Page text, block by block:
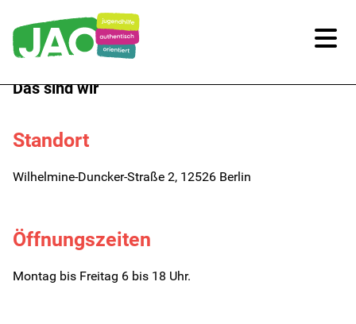
Unsere Kitas
Kitas im Überblick
Kitaplatz-Anfrage
Das sind wir
Standort
Wilhelmine-Duncker-Straße 2, 12526 Berlin
Öffnungszeiten
Montag bis Freitag 6 bis 18 Uhr.